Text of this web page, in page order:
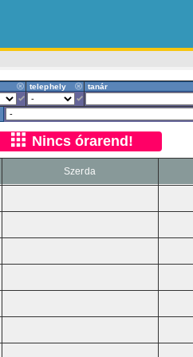
telephely tanár
Nincs órarend!
Szerda